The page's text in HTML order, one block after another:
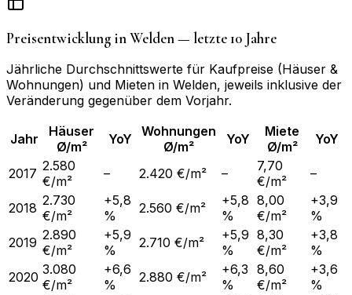
Preisentwicklung inWelden— letzte 10 Jahre
Jährliche Durchschnittswerte für Kaufpreise (Häuser &
Wohnungen) und Mieten in Welden, jeweils inklusive der
Veränderung gegenüber dem Vorjahr.
Jahr
Häuser
Ø/m²
YoY
Wohnungen
Ø/m²
YoY
Miete
Ø/m²
YoY
2017 2.580
€/m²
– 2.420 €/m² –
7,70
€/m²
–
2018 2.730
€/m²
+5,8
%
2.560 €/m²
+5,8
%
8,00
€/m²
+3,9
%
2019 2.890
€/m²
+5,9
%
2.710 €/m²
+5,9
%
8,30
€/m²
+3,8
%
2020 3.080
€/m²
+6,6
%
2.880 €/m²
+6,3
%
8,60
€/m²
+3,6
%